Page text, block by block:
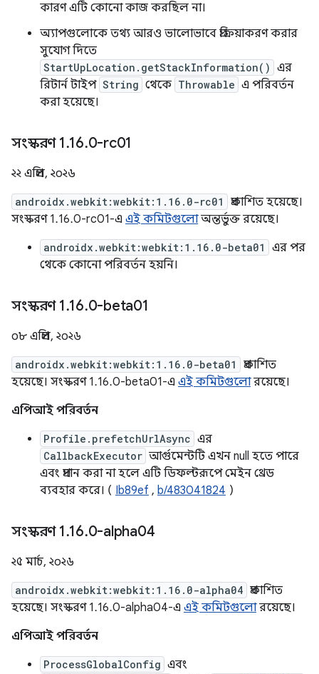
কারণ এটি কোনো কাজ করছিল না।
অ্যাপগুলোকে তথ্য আরও ভালোভাবে প্রক্রিয়াকরণ করার
সুযোগ দিতে
StartUpLocation.getStackInformation() এর
রিটার্ন টাইপ String থেকে Throwable এ পরিবর্তন
করা হয়েছে।
সংস্করণ 1.16.0-rc01
২২ এপ্রিল, ২০২৬
androidx.webkit:webkit:1.16.0-rc01
প্রকাশিত হয়েছে।
সংস্করণ 1.16.0-rc01-এ এই কমিটগুলোঅন্তর্ভুক্ত রয়েছে।
androidx.webkit:webkit:1.16.0-beta01
এর পর
থেকে কোনো পরিবর্তন হয়নি।
সংস্করণ 1.16.0-beta01
০৮ এপ্রিল, ২০২৬
androidx.webkit:webkit:1.16.0-beta01
প্রকাশিত
হয়েছে। সংস্করণ 1.16.0-beta01-এ এই কমিটগুলোরয়েছে।
এপিআই পরিবর্তন
Profile.prefetchUrlAsync এর
CallbackExecutor আর্গুমেন্টটি এখন null হতে পারে
এবং প্রদান করা না হলে এটি ডিফল্টরূপে মেইন থ্রেড
ব্যবহার করে। ( Ib89ef , b/483041824 )
সংস্করণ 1.16.0-alpha04
২৫ মার্চ, ২০২৬
androidx.webkit:webkit:1.16.0-alpha04 প্রকাশিত
হয়েছে। সংস্করণ 1.16.0-alpha04-এ এই কমিটগুলোরয়েছে।
এপিআই পরিবর্তন
ProcessGlobalConfig এবং